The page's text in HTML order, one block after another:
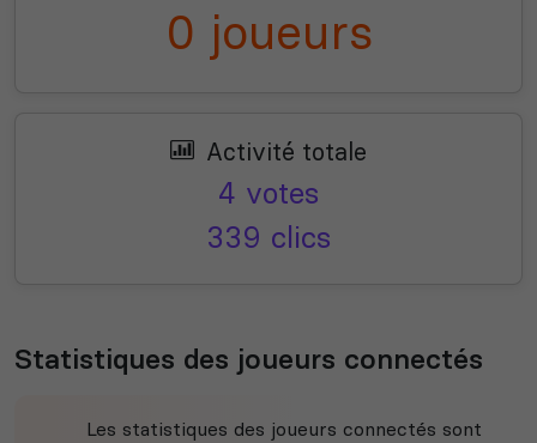
0 joueurs
Activité totale
4 votes
339 clics
Statistiques des joueurs connectés
Les statistiques des joueurs connectés sont